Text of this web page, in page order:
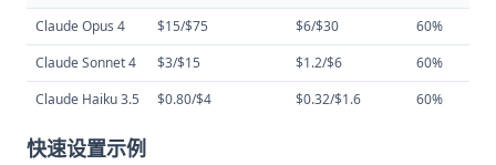
Claude Opus 4
$15/$75 $6/$30
60%
Claude Sonnet 4
$3/$15 $1.2/$6
60%
Claude Haiku 3.5
$0.80/$4 $0.32/$1.6 60%
快速设置示例